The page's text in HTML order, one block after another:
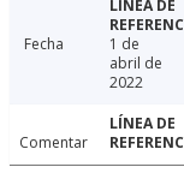
Fecha
1 de
abril de
2022
Comentar